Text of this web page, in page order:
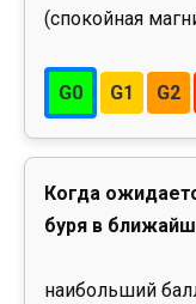
(спокойная
G0 G1 G2
Когда
буря в
наибольший